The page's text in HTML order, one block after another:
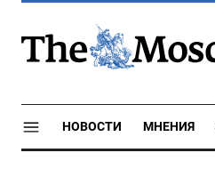
НОВОСТИ МНЕНИЯ